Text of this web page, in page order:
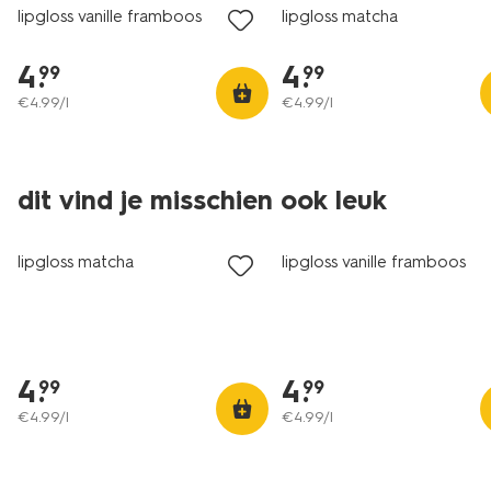
lipgloss vanille framboos
4.
99
€4.99/l
lipgloss matcha
4.
99
€4.99/l
dit vind je misschien ook leuk
nieuw
lipgloss matcha
4.
99
€4.99/l
nieuw
lipgloss vanille framboos
4.
99
€4.99/l